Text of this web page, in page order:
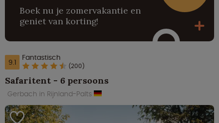
Boek nu je zomervakantie en
geniet van korting!
9.1 Fantastisch
(200)
Safaritent - 6 persoons
Gerbach in Rijnland-Palts